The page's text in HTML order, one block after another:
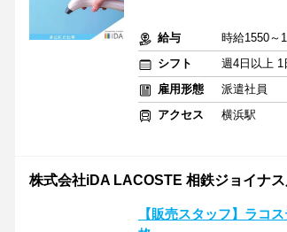
給与
時給1550～
シフト
週4日以上 1
雇用形態
派遣社員
アクセス
横浜駅
株式会社iDA LACOSTE 相鉄ジョイナ
【販売スタッフ】ラコ